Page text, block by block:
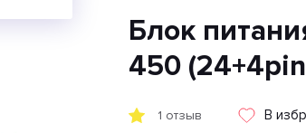
Блок
450
1 отзыв В